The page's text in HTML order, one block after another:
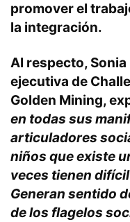
promover el
la integración.
Al respecto,
ejecutiva de
Golden Mining,
en todas sus
articuladores
niños que existe
veces tienen
Generan sentido
de los flagelos